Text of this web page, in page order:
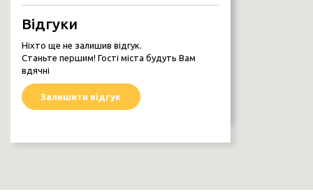
Відгуки
Ніхто ще не залишив відгук.
Станьте першим! Гості міста будуть Вам
вдячні
Залишити відгук